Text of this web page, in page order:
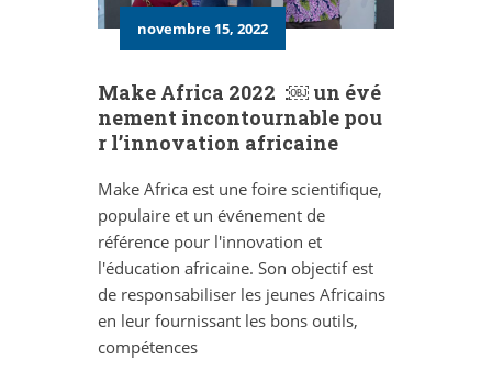
novembre 15, 2022
Make Africa 2022 :￼ un évé
nement incontournable pou
r l’innovation africaine
Make Africa est une foire scientifique,
populaire et un événement de
référence pour l'innovation et
l'éducation africaine. Son objectif est
de responsabiliser les jeunes Africains
en leur fournissant les bons outils,
compétences